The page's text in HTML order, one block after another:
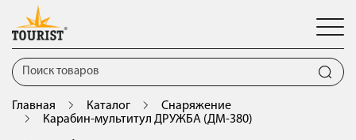
Главная Каталог
Снаряжение
Карабин-мультитул ДРУЖБА (ДМ-380)